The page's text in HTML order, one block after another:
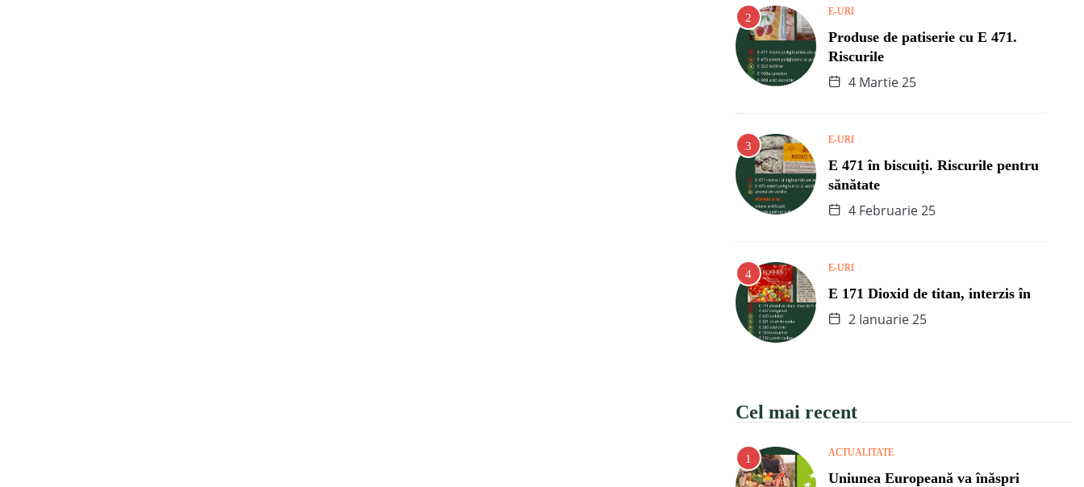
E-URI
Produse de patiserie cu E 471.
Riscurile
4 Martie 25
E-URI
E 471 în biscuiți. Riscurile pentru
sănătate
4 Februarie 25
E-URI
E 171 Dioxid de titan, interzis în
2 Ianuarie 25
Cel mai recent
ACTUALITATE
Uniunea Europeană va înăspri